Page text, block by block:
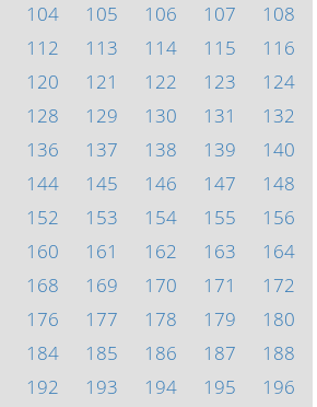
104 105 106 107
108
112 113 114 115
116
120 121 122 123
124
128 129 130 131
132
136 137 138 139
140
144 145 146 147
148
152 153 154 155
156
160 161 162 163
164
168 169 170 171
172
176 177 178 179
180
184 185 186 187
188
192 193 194 195
196